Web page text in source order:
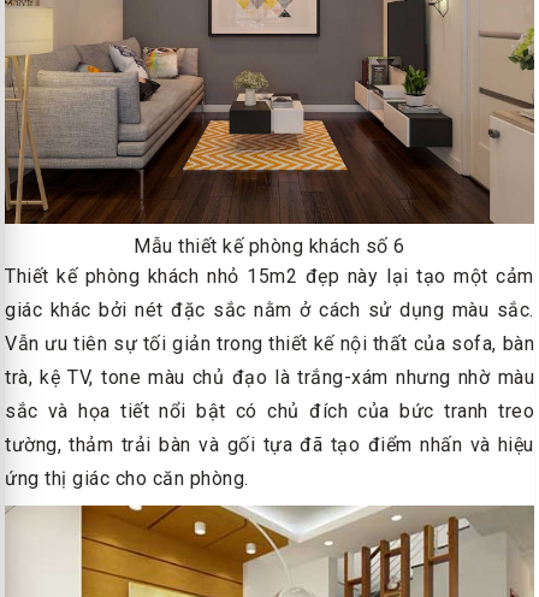
Mẫu thiết kế phòng khách số 6
Thiết kế phòng khách nhỏ 15m2 đẹp này lại tạo một cảm
giác khác bởi nét đặc sắc nằm ở cách sử dụng màu sắc.
Vẫn ưu tiên sự tối giản trong thiết kế nội thất của sofa, bàn
trà, kệ TV, tone màu chủ đạo là trắng-xám nhưng nhờ màu
sắc và họa tiết nổi bật có chủ đích của bức tranh treo
tường, thảm trải bàn và gối tựa đã tạo điểm nhấn và hiệu
ứng thị giác cho căn phòng.